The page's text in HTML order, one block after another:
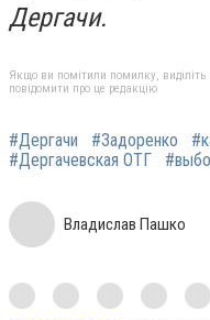
Дергачи.
Якщо ви помітили помилку, виділіть
повідомити про це редакцію
#Дергачи #Задоренко
#Дергачевская ОТГ
Владислав Пашко